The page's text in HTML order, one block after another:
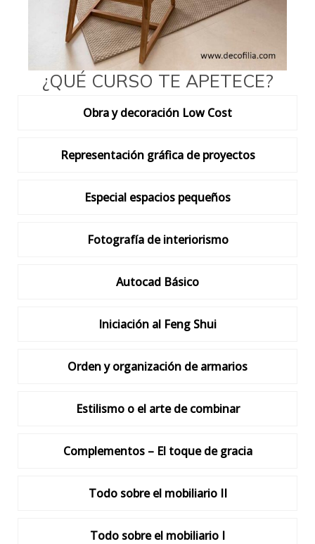
¿QUÉ CURSO TE APETECE?
Obra y decoración Low Cost
Representación gráfica de proyectos
Especial espacios pequeños
Fotografía de interiorismo
Autocad Básico
Iniciación al Feng Shui
Orden y organización de armarios
Estilismo o el arte de combinar
Complementos – El toque de gracia
Todo sobre el mobiliario II
Todo sobre el mobiliario I